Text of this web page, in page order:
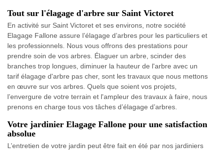
Tout sur l'élagage d'arbre sur Saint Victoret
En activité sur Saint Victoret et ses environs, notre société
Elagage Fallone assure l’élagage d’arbres pour les particuliers et
les professionnels. Nous vous offrons des prestations pour
prendre soin de vos arbres. Élaguer un arbre, scinder des
branches trop longues, diminuer la hauteur de l'arbre avec un
tarif élagage d'arbre pas cher, sont les travaux que nous mettons
en œuvre sur vos arbres. Quels que soient vos projets,
l’envergure de votre terrain et l'ampleur des travaux à faire, nous
prenons en charge tous vos tâches d’élagage d’arbres.
Votre jardinier Elagage Fallone pour une satisfaction
absolue
L’entretien de votre jardin peut être fait en été par nos jardiniers